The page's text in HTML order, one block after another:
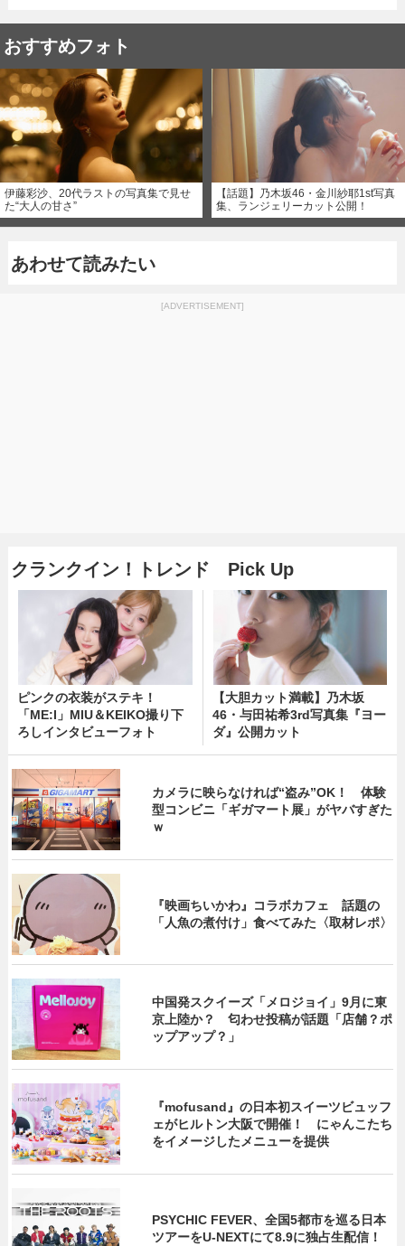
おすすめフォト
伊藤彩沙、20代ラストの写真集で見せ
た“大人の甘さ”
【話題】乃木坂46・金川紗耶1st写真
集、ランジェリーカット公開！
あわせて読みたい
[ADVERTISEMENT]
クランクイン！トレンド Pick Up
ピンクの衣装がステキ！
「ME:I」MIU＆KEIKO撮り下
ろしインタビューフォト
【大胆カット満載】乃木坂
46・与田祐希3rd写真集『ヨー
ダ』公開カット
カメラに映らなければ“盗み”OK！ 体験
型コンビニ「ギガマート展」がヤバすぎた
ｗ
『映画ちいかわ』コラボカフェ 話題の
「人魚の煮付け」食べてみた〈取材レポ〉
中国発スクイーズ「メロジョイ」9月に東
京上陸か？ 匂わせ投稿が話題「店舗？ポ
ップアップ？」
『mofusand』の日本初スイーツビュッフ
ェがヒルトン大阪で開催！ にゃんこたち
をイメージしたメニューを提供
PSYCHIC FEVER、全国5都市を巡る日本
ツアーをU‐NEXTにて8.9に独占生配信！